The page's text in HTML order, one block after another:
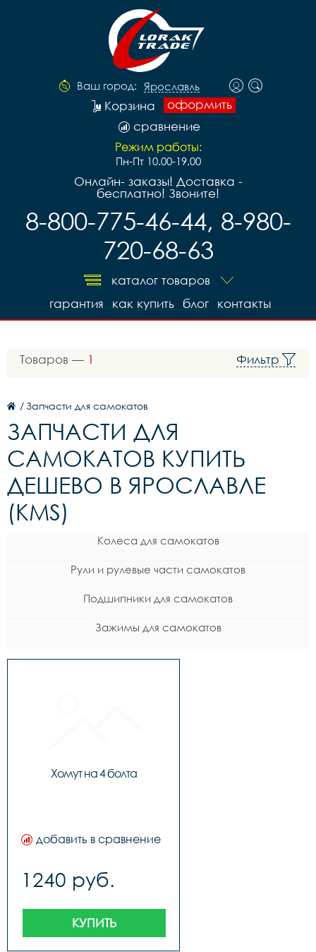
Ваш город: Ярославль
оформить
Корзина
сравнение
Режим работы:
Пн-Пт 10.00-19.00
Онлайн- заказы! Доставка -
бесплатно! Звоните!
8-800-775-46-44, 8-980-
720-68-63
каталог товаров
контакты
блог
как купить
гарантия
Товаров — 1 Фильтр
/ Запчасти для самокатов
ЗАПЧАСТИ ДЛЯ
САМОКАТОВ КУПИТЬ
ДЕШЕВО В ЯРОСЛАВЛЕ
(KMS)
Колеса для самокатов
Рули и рулевые части самокатов
Подшипники для самокатов
Зажимы для самокатов
Хомут на 4 болта
добавить в сравнение
1240 руб.
КУПИТЬ